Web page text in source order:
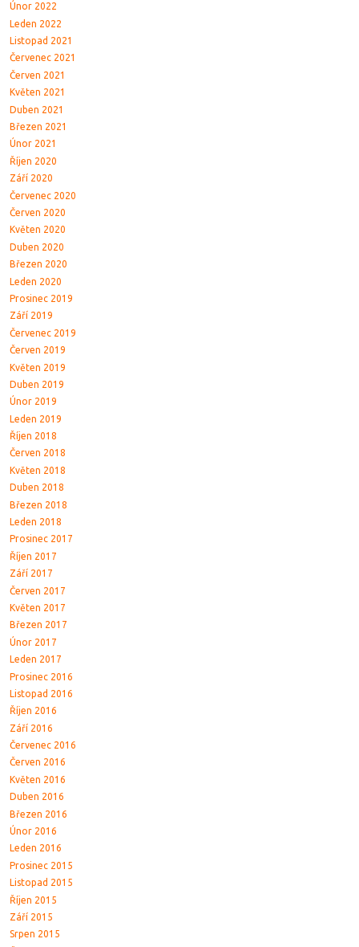
Únor 2022
Leden 2022
Listopad 2021
Červenec 2021
Červen 2021
Květen 2021
Duben 2021
Březen 2021
Únor 2021
Říjen 2020
Září 2020
Červenec 2020
Červen 2020
Květen 2020
Duben 2020
Březen 2020
Leden 2020
Prosinec 2019
Září 2019
Červenec 2019
Červen 2019
Květen 2019
Duben 2019
Únor 2019
Leden 2019
Říjen 2018
Červen 2018
Květen 2018
Duben 2018
Březen 2018
Leden 2018
Prosinec 2017
Říjen 2017
Září 2017
Červen 2017
Květen 2017
Březen 2017
Únor 2017
Leden 2017
Prosinec 2016
Listopad 2016
Říjen 2016
Září 2016
Červenec 2016
Červen 2016
Květen 2016
Duben 2016
Březen 2016
Únor 2016
Leden 2016
Prosinec 2015
Listopad 2015
Říjen 2015
Září 2015
Srpen 2015